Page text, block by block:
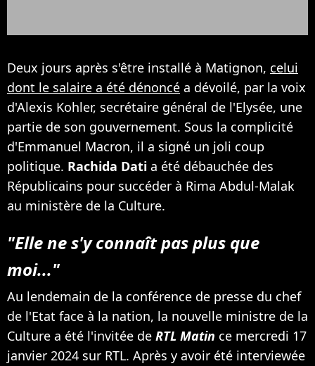
Deux jours après s'être installé à Matignon, celui
dont le salaire a été dénoncé a dévoilé, par la voix
d'Alexis Kohler, secrétaire général de l'Elysée, une
partie de son gouvernement. Sous la complicité
d'Emmanuel Macron, il a signé un joli coup
politique. Rachida Dati a été débauchée des
Républicains pour succéder à Rima Abdul-Malak
au ministère de la Culture.
"Elle ne s'y connaît pas plus que
moi..."
Au lendemain de la conférence de presse du chef
de l'Etat face à la nation, la nouvelle ministre de la
Culture a été l'invitée de RTL Matin ce mercredi 17
janvier 2024 sur RTL. Après y avoir été interviewée